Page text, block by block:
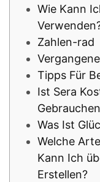
Wie Kann
Zahlen-rad
Tipps Für
Ist Sera
Was Ist
Welche
Kann Ich
Erstellen?